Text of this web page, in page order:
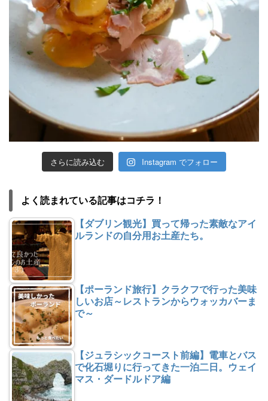
さらに読み込む Instagram でフォロー
よく読まれている記事はコチラ！
【ダブリン観光】買って帰った素敵なアイ
ルランドの自分用お土産たち。
【ポーランド旅行】クラクフで行った美味
しいお店～レストランからウォッカバーま
で～
【ジュラシックコースト前編】電車とバス
で化石堀りに行ってきた一泊二日。ウェイ
マス・ダードルドア編